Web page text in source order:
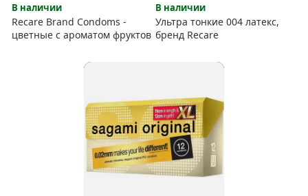
В наличии
Recare Brand Condoms -
цветные с ароматом фруктов
В наличии
Ультра тонкие 004 латекс,
бренд Recare